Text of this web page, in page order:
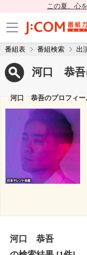
この夏、心
番組表 番組検索 出
河口 恭吾
河口 恭吾のプロフィー
河口 恭吾